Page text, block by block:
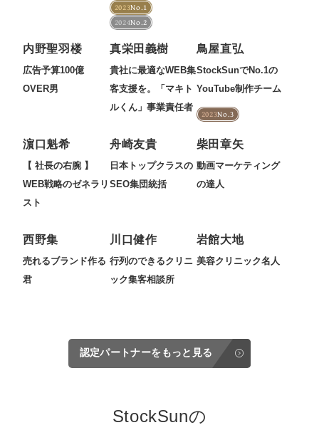
2023No.1
2024No.2
内野聖羽楼
広告予算100億
OVER男
真栄田義樹
貴社に最適なWEB集
客支援を。「マキト
ルくん」事業責任者
鳥屋直弘
StockSunでNo.1の
YouTube制作チーム
2023No.3
濵口魁希
【 社長の右腕 】
WEB戦略のゼネラリ
スト
舟崎友貴
日本トップクラスの
SEO集団統括
柴田章矢
動画マーケティング
の達人
西野集
売れるブランド作る
君
川口健作
行列のできるクリニ
ック集客相談所
岩館大地
美容クリニック名人
認定パートナーをもっと見る
StockSunの